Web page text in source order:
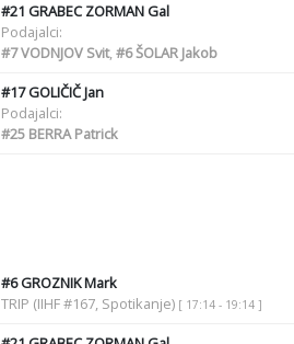
#21 GRABEC ZORMAN Gal
Podajalci:
#7VODNJOV Svit,#6ŠOLAR Jakob
#17GOLIČIČ Jan
Podajalci:
#25BERRA Patrick
#6GROZNIK Mark
TRIP (IIHF #167, Spotikanje) [ 17:14 - 19:14 ]